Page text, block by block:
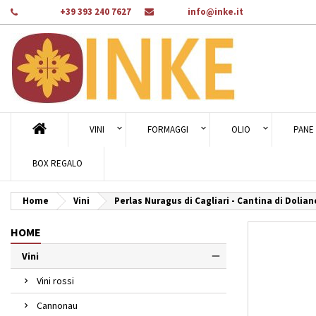
+39 393 240 7627 info@inke.it
VINI FORMAGGI OLIO PANE
BOX REGALO
Home Vini Perlas Nuragus di Cagliari - Cantina di
HOME
Vini
Vini rossi
Cannonau